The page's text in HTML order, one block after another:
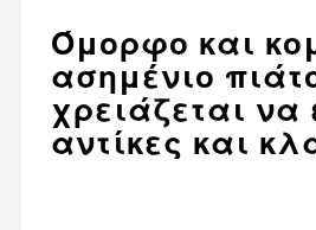
Όμορφο και
ασημένιο
χρειάζεται να
αντίκες και